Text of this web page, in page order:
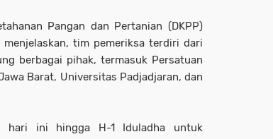
Pangan dan Pertanian (DKPP)
menjelaskan, tim pemeriksa terdiri dari
berbagai pihak, termasuk Persatuan
Barat, Universitas Padjadjaran, dan
hari ini hingga H-1 Iduladha untuk